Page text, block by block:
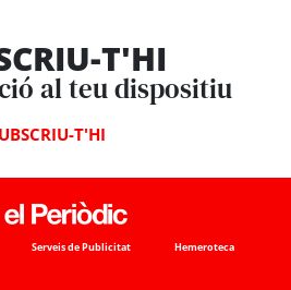
T'HI
al teu dispositiu
T'HI
Serveis de Publicitat Hemeroteca